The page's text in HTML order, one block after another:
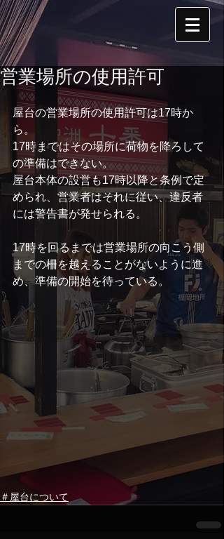
営業場所の使用許可
屋台の営業場所の使用許可は17時か
ら。
17時まではその場所に荷物を降ろして
の準備はできない。
屋台本体の設営も17時以降と条例で定
められ、営業者はそれに従い、違反者
には警告書が発せられる。
17時を回るまでは営業場所の向こう側
までの柵を越えることがないように進
め、準備の開始を待っている。
＃屋台について